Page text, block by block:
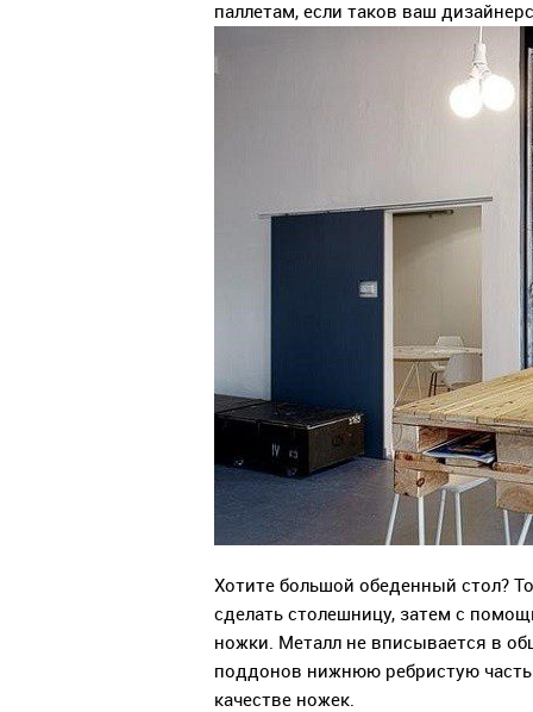
паллетам, если таков ваш
Хотите большой обеденный стол?
сделать столешницу, затем с
ножки. Металл не вписывается в
поддонов нижнюю ребристую
качестве ножек.